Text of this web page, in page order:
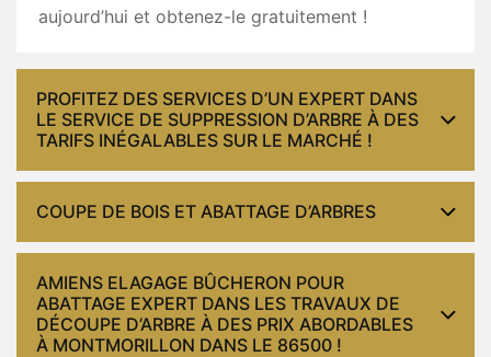
aujourd’hui et obtenez-le gratuitement !
PROFITEZ DES SERVICES D’UN EXPERT DANS
LE SERVICE DE SUPPRESSION D’ARBRE À DES
TARIFS INÉGALABLES SUR LE MARCHÉ !
COUPE DE BOIS ET ABATTAGE D’ARBRES
AMIENS ELAGAGE BÛCHERON POUR
ABATTAGE EXPERT DANS LES TRAVAUX DE
DÉCOUPE D’ARBRE À DES PRIX ABORDABLES
À MONTMORILLON DANS LE 86500 !